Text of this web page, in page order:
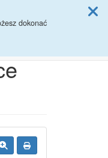
dokonać